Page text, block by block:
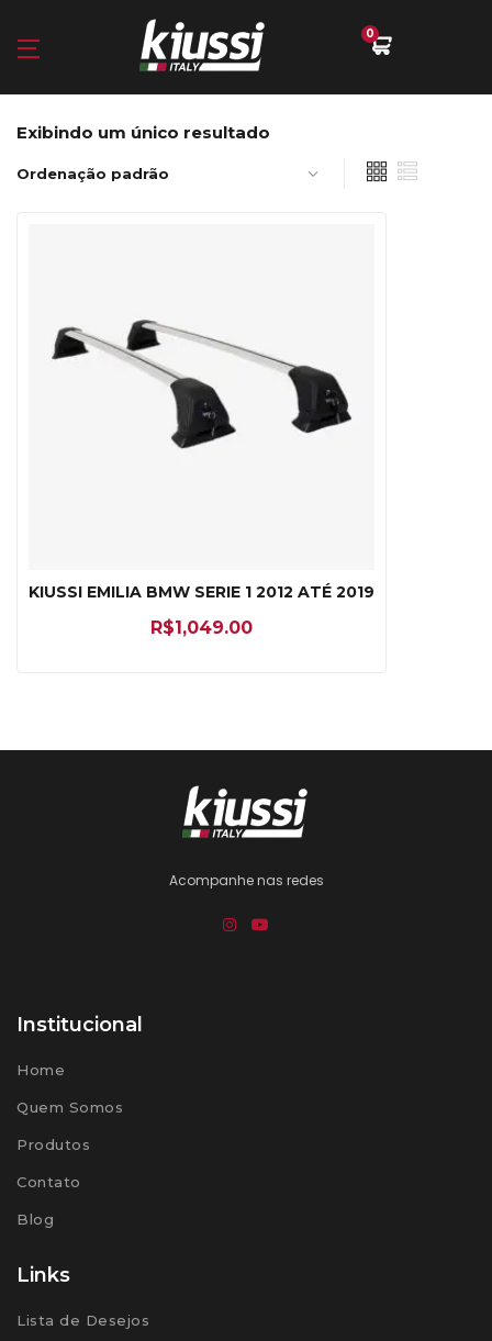
0
Exibindo um único resultado
KIUSSI EMILIA BMW SERIE 1 2012 ATÉ 2019
R$1,049.00
Acompanhe nas redes
Institucional
Home
Quem Somos
Produtos
Contato
Blog
Links
Lista de Desejos